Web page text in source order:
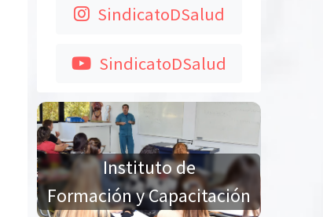
SindicatoDSalud
SindicatoDSalud
Instituto de
Formación y Capacitación